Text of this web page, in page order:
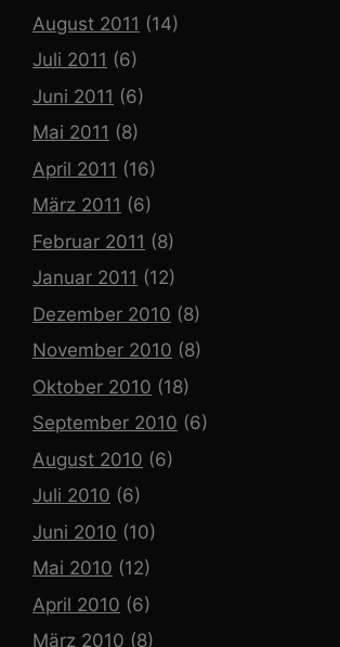
August 2011 (14)
Juli 2011 (6)
Juni 2011 (6)
Mai 2011 (8)
April 2011 (16)
März 2011 (6)
Februar 2011 (8)
Januar 2011 (12)
Dezember 2010 (8)
November 2010 (8)
Oktober 2010 (18)
September 2010 (6)
August 2010 (6)
Juli 2010 (6)
Juni 2010 (10)
Mai 2010 (12)
April 2010 (6)
März 2010 (8)